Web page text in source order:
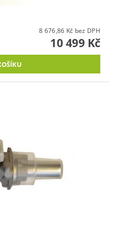
8 676,86 Kč bez DPH
10 499 Kč